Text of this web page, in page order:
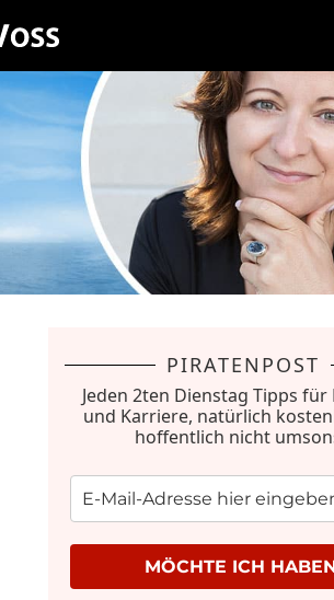
PIRATENPOST
Jeden 2ten Dienstag Tipps für
und Karriere, natürlich
hoffentlich nicht
MÖCHTE ICH